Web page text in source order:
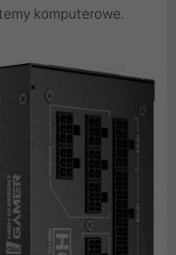
komputerowe.